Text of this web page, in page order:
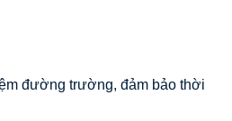
đường trường, đảm bảo thời